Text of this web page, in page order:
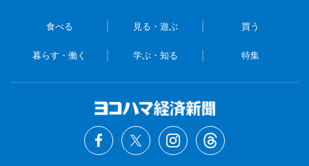
食べる 見る・遊ぶ 買う
暮らす・働く 学ぶ・知る 特集